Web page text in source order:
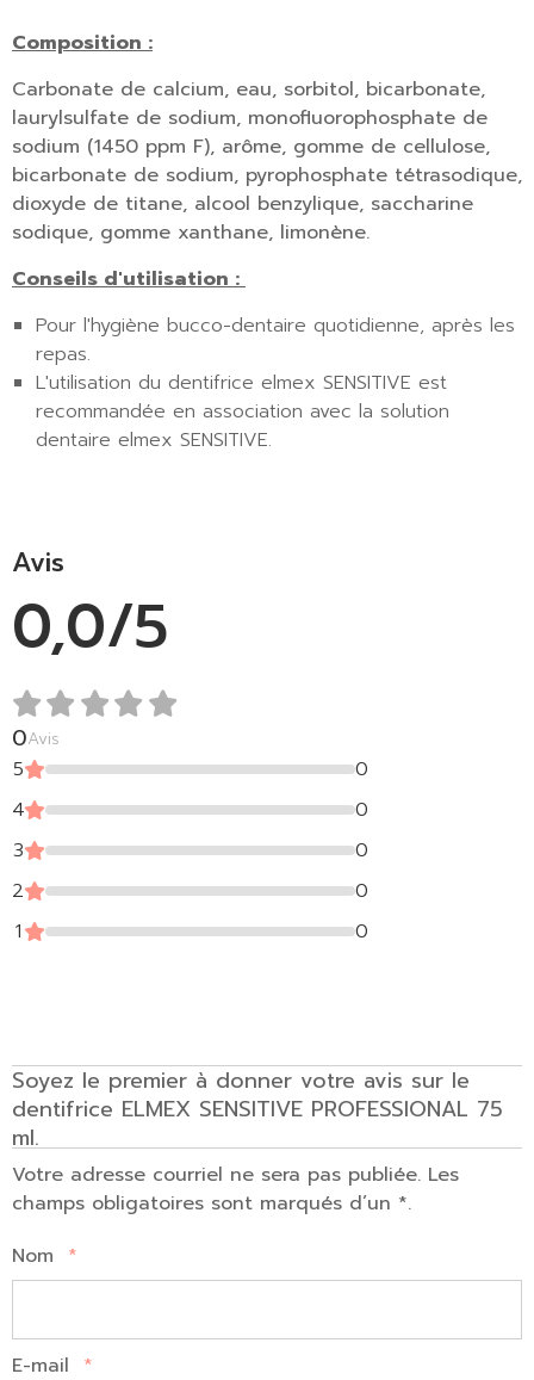
Composition :
Carbonate de calcium, eau, sorbitol, bicarbonate,
laurylsulfate de sodium, monofluorophosphate de
sodium (1450 ppm F), arôme, gomme de cellulose,
bicarbonate de sodium, pyrophosphate tétrasodique,
dioxyde de titane, alcool benzylique, saccharine
sodique, gomme xanthane, limonène.
Conseils d'utilisation :
Pour l'hygiène bucco-dentaire quotidienne, après les
repas.
L'utilisation du dentifrice elmex SENSITIVE est
recommandée en association avec la solution
dentaire elmex SENSITIVE.
Avis
0,0/5
0Avis
5
0
4
0
3
0
2
0
1
0
Soyez le premier à donner votre avis sur le
dentifrice ELMEX SENSITIVE PROFESSIONAL 75
ml.
Votre adresse courriel ne sera pas publiée. Les
champs obligatoires sont marqués d’un *.
Nom *
E-mail *